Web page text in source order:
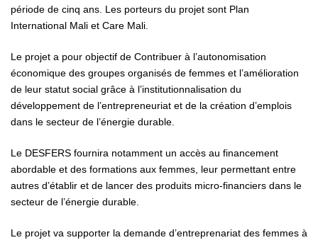
période de cinq ans. Les porteurs du projet sont Plan
International Mali et Care Mali.
Le projet a pour objectif de Contribuer à l’autonomisation
économique des groupes organisés de femmes et l’amélioration
de leur statut social grâce à l’institutionnalisation du
développement de l’entrepreneuriat et de la création d’emplois
dans le secteur de l’énergie durable.
Le DESFERS fournira notamment un accès au financement
abordable et des formations aux femmes, leur permettant entre
autres d’établir et de lancer des produits micro-financiers dans le
secteur de l’énergie durable.
Le projet va supporter la demande d’entreprenariat des femmes à